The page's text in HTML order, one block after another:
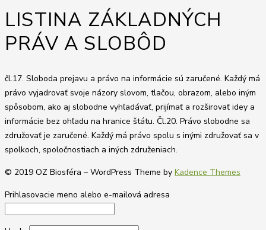
LISTINA ZÁKLADNÝCH
PRÁV A SLOBÔD
čl.17. Sloboda prejavu a právo na informácie sú zaručené. Každý má
právo vyjadrovať svoje názory slovom, tlačou, obrazom, alebo iným
spôsobom, ako aj slobodne vyhľadávať, prijímať a rozširovať idey a
informácie bez ohľadu na hranice štátu. Čl.20. Právo slobodne sa
združovať je zaručené. Každý má právo spolu s inými združovať sa v
spolkoch, spoločnostiach a iných združeniach.
© 2019 OZ Biosféra – WordPress Theme by Kadence Themes
Prihlasovacie meno alebo e-mailová adresa